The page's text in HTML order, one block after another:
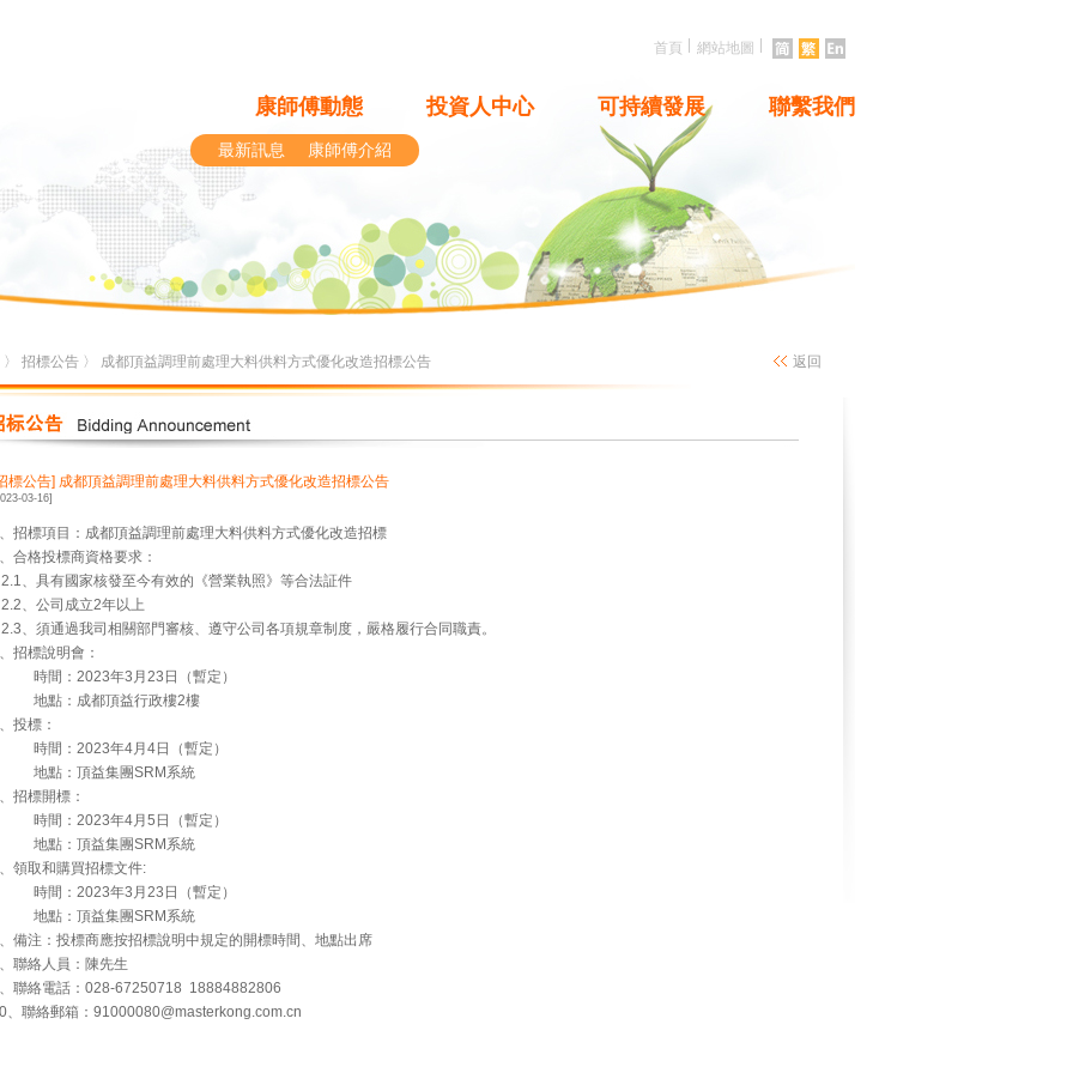
首頁 網站地圖
康師傅動態 投資人中心 可持續發展 聯繫我們
最新訊息 康師傅介紹
〉 招標公告 〉 成都頂益調理前處理大料供料方式優化改造招標公告 返回
標公告] 成都頂益調理前處理大料供料方式優化改造招標公告
03-16]
招標項目：成都頂益調理前處理大料供料方式優化改造招標
合格投標商資格要求：
、具有國家核發至今有效的《營業執照》等合法証件
、公司成立2年以上
、須通過我司相關部門審核、遵守公司各項規章制度，嚴格履行合同職責。
招標說明會：
間：2023年3月23日（暫定）
點：成都頂益行政樓2樓
投標：
間：2023年4月4日（暫定）
點：頂益集團SRM系統
招標開標：
間：2023年4月5日（暫定）
點：頂益集團SRM系統
領取和購買招標文件:
間：2023年3月23日（暫定）
點：頂益集團SRM系統
備注：投標商應按招標說明中規定的開標時間、地點出席
聯絡人員：陳先生
聯絡電話：028-67250718 18884882806
、聯絡郵箱：91000080@masterkong.com.cn